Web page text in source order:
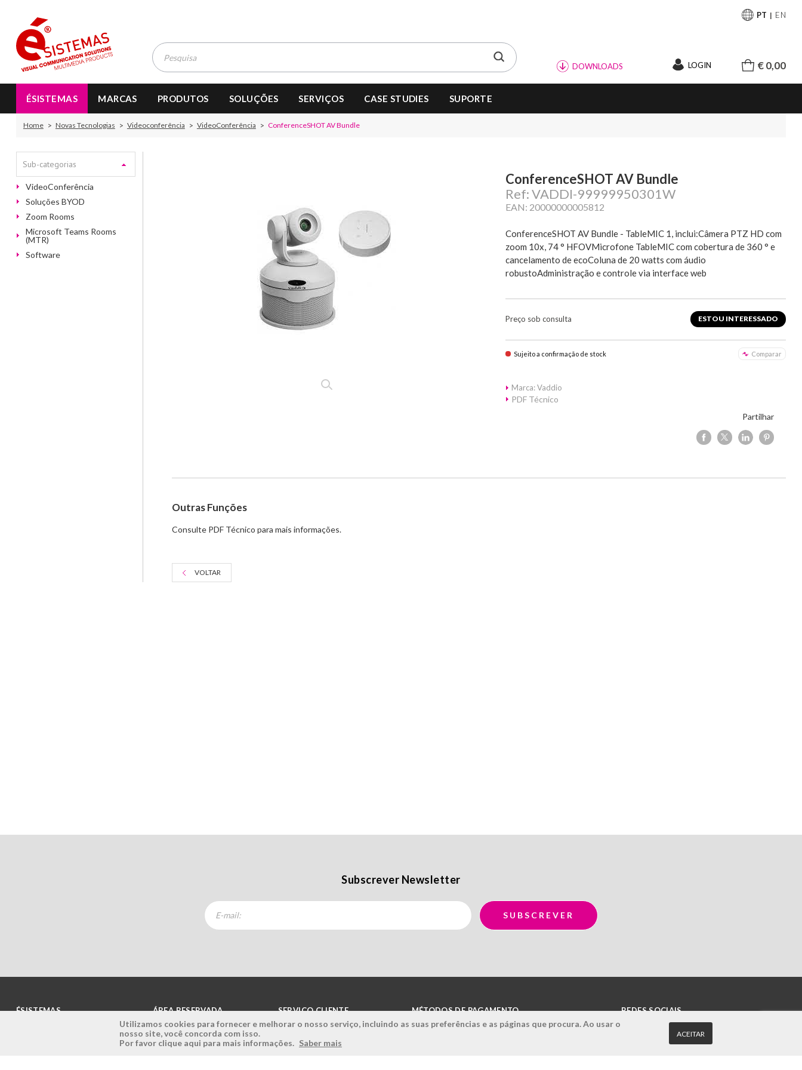
PT EN
DOWNLOADS LOGIN € 0,00
ÉSISTEMAS MARCAS PRODUTOS SOLUÇÕES SERVIÇOS CASE STUDIES SUPORTE
Home Novas Tecnologias Videoconferência VideoConferência ConferenceSHOT AV Bundle
Sub-categorias
VideoConferência
Soluções BYOD
Zoom Rooms
Microsoft Teams Rooms
(MTR)
Software
ConferenceSHOT AV Bundle
Ref: VADDI-99999950301W
EAN: 20000000005812
ConferenceSHOT AV Bundle - TableMIC 1, inclui:Câmera PTZ HD com
zoom 10x, 74 ° HFOVMicrofone TableMIC com cobertura de 360 ° e
cancelamento de ecoColuna de 20 watts com áudio
robustoAdministração e controle via interface web
Preço sob consulta ESTOU INTERESSADO
Sujeito a confirmação de stock Comparar
Marca: Vaddio
PDF Técnico
Partilhar
Outras Funções
Consulte PDF Técnico para mais informações.
VOLTAR
Subscrever Newsletter
ÉSISTEMAS ÁREA RESERVADA
Login
SERVIÇO CLIENTE
Condições Gerais
MÉTODOS DE PAGAMENTO REDES SOCIAIS
Utilizamos cookies para fornecer e melhorar o nosso serviço, incluindo as suas preferências e as páginas que procura. Ao usar o
nosso site, você concorda com isso.
Por favor clique aqui para mais informações. Saber mais
ACEITAR